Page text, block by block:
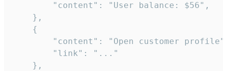
        "content": "User balance: $56",
    },
    {
"content": "Open customer
        "link": "..."
    },